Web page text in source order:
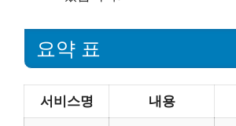
요약 표
서비스명 내용